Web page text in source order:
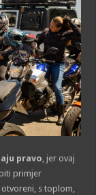
pravo, jer ovaj
primjer
otvoreni, s toplom,